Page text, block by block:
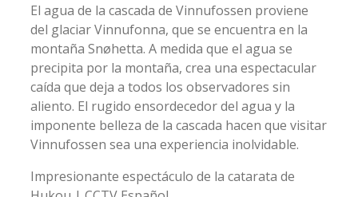
El agua de la cascada de Vinnufossen proviene
del glaciar Vinnufonna, que se encuentra en la
montaña Snøhetta. A medida que el agua se
precipita por la montaña, crea una espectacular
caída que deja a todos los observadores sin
aliento. El rugido ensordecedor del agua y la
imponente belleza de la cascada hacen que visitar
Vinnufossen sea una experiencia inolvidable.
Impresionante espectáculo de la catarata de